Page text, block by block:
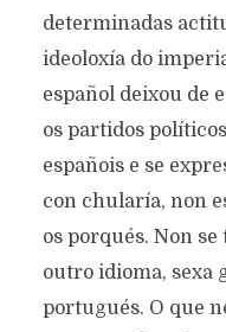
determinadas
ideoloxía do
español deixou de
os partidos
españois e se
con chularía, non
os porqués. Non
outro idioma, sexa
portugués. O que